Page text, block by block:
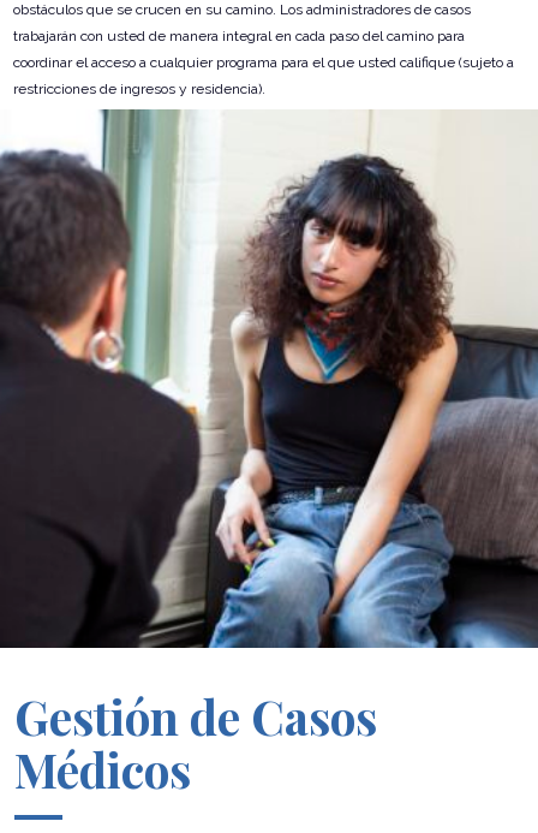
obstáculos que se crucen en su camino. Los administradores de casos
trabajarán con usted de manera integral en cada paso del camino para
coordinar el acceso a cualquier programa para el que usted califique (sujeto a
restricciones de ingresos y residencia).
Gestión de Casos
Médicos